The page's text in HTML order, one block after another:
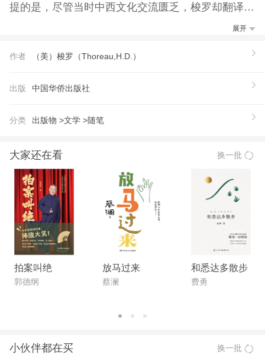
提的是，尽管当时中西文化交流匮乏，梭罗却翻译阅
读了不少儒学著作，并将对儒家思想的理解融了自己
有的气质。
★这是一本宁静、恬淡、充满智慧的书，它会让你感
范，畅销百年的心灵圣经，影响托尔斯泰、甘地和马
著，教育部语文阅读； ★为生活，做减法；为思
想，做加法。这本书清新、健康、引人向上，语言生
动，意境深邃，闪现智慧的光辉，它会让你感到心灵
的纯净，精神的升华。 ★美国自然文学的典范，当
代的散文经典。 ★感动了全世界亿万读者的名著经
典，读完它，你会获得内心的宁静。 ★《瓦尔登
湖》是一部真正伟大的作品，它能够直通你的心灵，
沁你的骨髓，融到你的整个品性和人格，甚至成为你
响力的作家、哲学家，美国超验主义运动的代表人
展开
作者 （美）梭罗（Thoreau,H.D.）
出版 中国华侨出版社
分类 出版物 >文学 >随笔
大家还在看 换一批
拍案叫绝
郭德纲
放马过来
蔡澜
和悉达多散步
费勇
小伙伴都在买 换一批